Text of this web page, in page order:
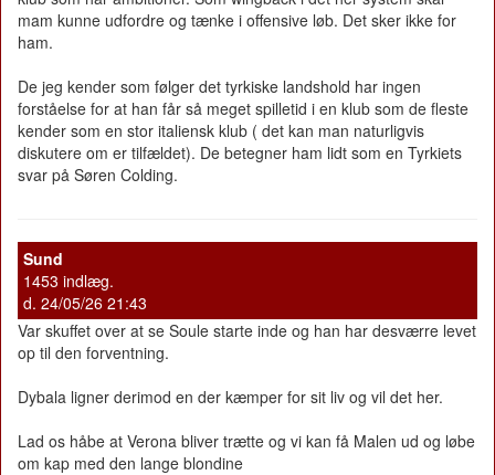
mam kunne udfordre og tænke i offensive løb. Det sker ikke for
ham.
De jeg kender som følger det tyrkiske landshold har ingen
forståelse for at han får så meget spilletid i en klub som de fleste
kender som en stor italiensk klub ( det kan man naturligvis
diskutere om er tilfældet). De betegner ham lidt som en Tyrkiets
svar på Søren Colding.
Sund
1453 indlæg.
d. 24/05/26 21:43
Var skuffet over at se Soule starte inde og han har desværre levet
op til den forventning.
Dybala ligner derimod en der kæmper for sit liv og vil det her.
Lad os håbe at Verona bliver trætte og vi kan få Malen ud og løbe
om kap med den lange blondine